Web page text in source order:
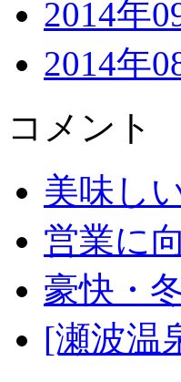
2014年
2014年
コメント
美味し
営業に
豪快・
[瀬波温